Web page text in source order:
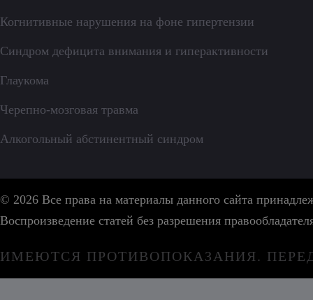
Когнитивные нарушения на фоне гипертензии
Синдром дефицита внимания и гиперактивности
Глаукома
Черепно-мозговая травма
Алкогольный абстинентный синдром
© 2026 Все права на материалы данного сайта
Воспроизведение статей без разрешения
ИМЕЮТСЯ ПРОТИВОПОКАЗАНИЯ.